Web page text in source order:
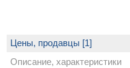
Цены, продавцы [1]
Описание, характеристики